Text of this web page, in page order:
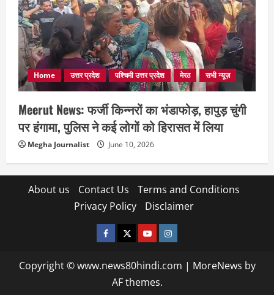
Home उत्तर प्रदेश पश्चिमी उत्तर प्रदेश मेरठ सभी न्यूज़
Meerut News: फर्जी किन्नरों का भंडाफोड़, हापुड़ चुंगी
पर हंगामा, पुलिस ने कई लोगों को हिरासत में लिया
Megha Journalist June 10, 2026
About us Contact Us
Terms and Conditions
Privacy Policy
Disclaimer
facebooktwitterYOUTUBE
instagram
Copyright © www.news80hindi.com | MoreNews by
AF themes.